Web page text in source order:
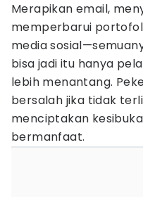
Merapikan email,
memperbarui
media
bisa jadi itu hanya
lebih menantang.
bersalah jika tidak
menciptakan
bermanfaat.